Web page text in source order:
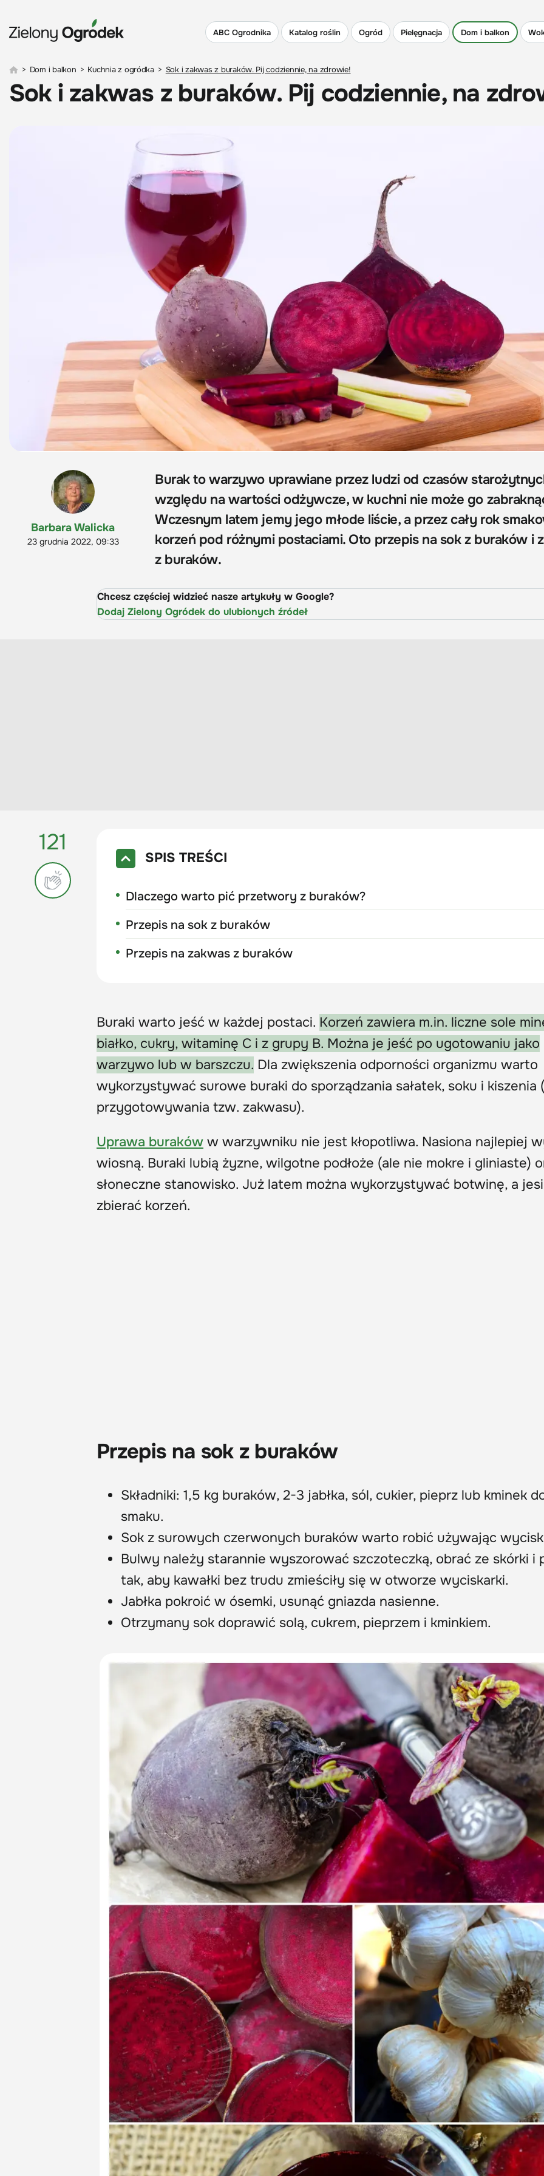
ABC Ogrodnika Katalog roślin Ogród Pielęgnacja Dom i balkon
> Dom i balkon > Kuchnia z ogródka > Sok i zakwas z buraków. Pij codziennie, na zdrowie!
Sok i zakwas z buraków. Pij codziennie, na
Barbara Walicka
23 grudnia 2022, 09:33
Burak to warzywo uprawiane przez ludzi od czasów
względu na wartości odżywcze, w kuchni nie może go
Wczesnym latem jemy jego młode liście, a przez cały rok
korzeń pod różnymi postaciami. Oto przepis na sok z buraków i
z buraków.
Chcesz częściej widzieć nasze artykuły w Google?
Dodaj Zielony Ogródek do ulubionych źródeł
121
SPIS TREŚCI
Dlaczego warto pić przetwory z buraków?
Przepis na sok z buraków
Przepis na zakwas z buraków
Buraki warto jeść w każdej postaci. Korzeń zawiera m.in. liczne sole
białko, cukry, witaminę C i z grupy B. Można je jeść po ugotowaniu jako
warzywo lub w barszczu. Dla zwiększenia odporności organizmu warto
wykorzystywać surowe buraki do sporządzania sałatek, soku i kiszenia
przygotowywania tzw. zakwasu).
Uprawa buraków w warzywniku nie jest kłopotliwa. Nasiona najlepiej
wiosną. Buraki lubią żyzne, wilgotne podłoże (ale nie mokre i gliniaste)
słoneczne stanowisko. Już latem można wykorzystywać botwinę, a
zbierać korzeń.
Przepis na sok z buraków
Składniki: 1,5 kg buraków, 2-3 jabłka, sól, cukier, pieprz lub kminek
smaku.
Sok z surowych czerwonych buraków warto robić używając
Bulwy należy starannie wyszorować szczoteczką, obrać ze skórki i
tak, aby kawałki bez trudu zmieściły się w otworze wyciskarki.
Jabłka pokroić w ósemki, usunąć gniazda nasienne.
Otrzymany sok doprawić solą, cukrem, pieprzem i kminkiem.